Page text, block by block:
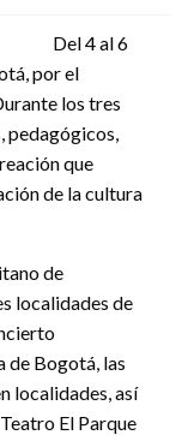
Del 4 al 6
por el
los tres
pedagógicos,
que
de la cultura
de
localidades de
de Bogotá, las
localidades, así
El Parque